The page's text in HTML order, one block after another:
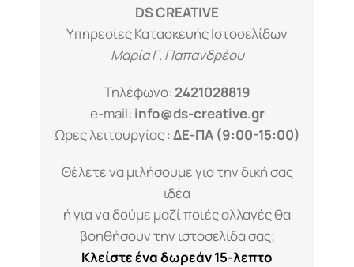
DS CREATIVE
Υπηρεσίες Κατασκευής Ιστοσελίδων
Μαρία Γ. Παπανδρέου
Τηλέφωνο: 2421028819
e-mail: info@ds-creative.gr
Ώρες λειτουργίας :ΔΕ-ΠΑ (9:00-15:00)
Θέλετε να μιλήσουμε για την δική σας
ιδέα
ή για να δούμε μαζί ποιές αλλαγές θα
βοηθήσουν την ιστοσελίδα σας;
Κλείστε ένα δωρεάν 15-λεπτο